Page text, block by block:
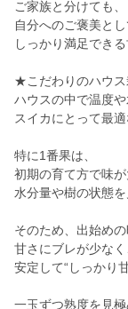
ご家族と分けても、
自分へのご褒美とし
しっかり満足できる
★こだわりのハウス
ハウスの中で温度や
スイカにとって最
特に1番果は、
初期の育て方で味が
水分量や樹の状態
そのため、出始め
甘さにブレが少なく
安定して“しっかり
一玉ずつ熟度を見極